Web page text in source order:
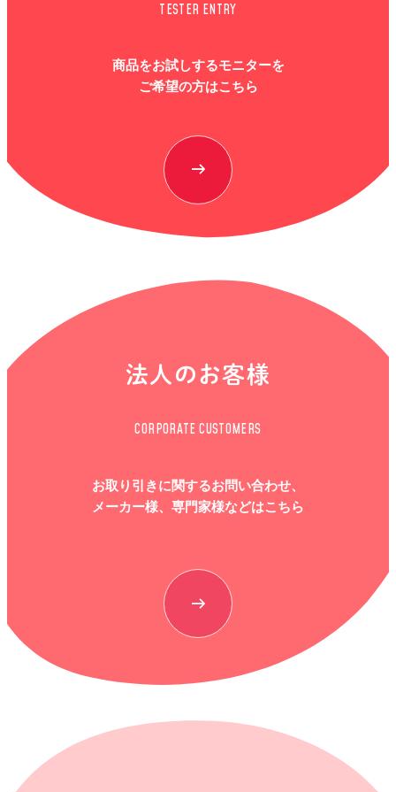
TESTER ENTRY
商品をお試しするモニターを
ご希望の方はこちら
法人のお客様
CORPORATE CUSTOMERS
お取り引きに関するお問い合わせ、
メーカー様、専門家様などはこちら